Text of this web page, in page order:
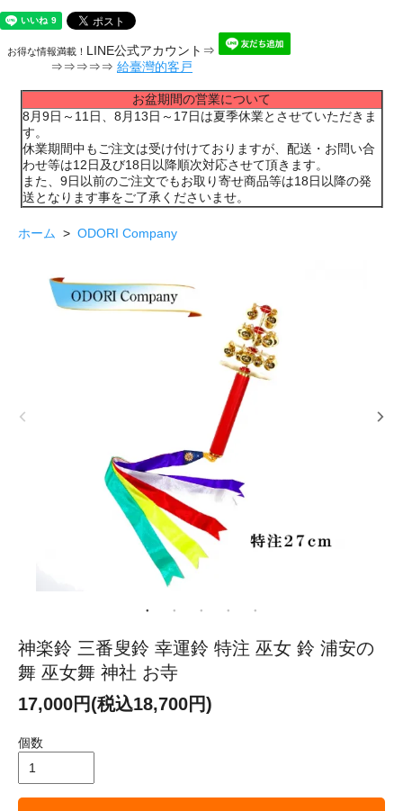
お得な情報満載！ LINE公式アカウント⇒
⇒⇒⇒⇒⇒ 給臺灣的客戸
お盆期間の営業について
8月9日～11日、8月13日～17日は夏季休業とさせていただきま
す。
休業期間中もご注文は受け付けておりますが、配送・お問い合
わせ等は12日及び18日以降順次対応させて頂きます。
また、9日以前のご注文でもお取り寄せ商品等は18日以降の発
送となります事をご了承くださいませ。
ホーム > ODORI Company
神楽鈴 三番叟鈴 幸運鈴 特注 巫女 鈴 浦安の
舞 巫女舞 神社 お寺
17,000円(税込18,700円)
個数